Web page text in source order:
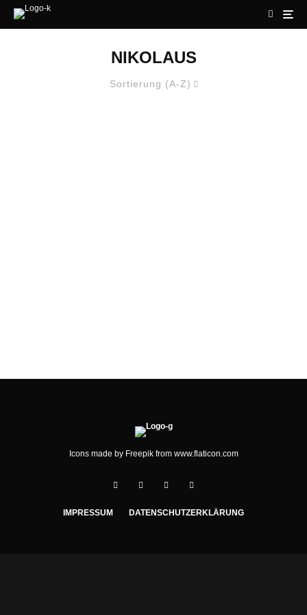
NIKOLAUS
Sortierung (A-Z)
Icons made by Freepikfrom www.flaticon.com
IMPRESSUM DATENSCHUTZERKLÄRUNG